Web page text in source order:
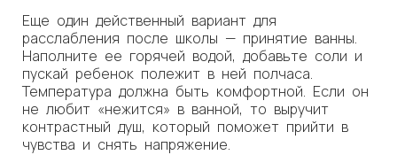
Еще один действенный вариант для
расслабления после школы — принятие ванны.
Наполните ее горячей водой, добавьте соли и
пускай ребенок полежит в ней полчаса.
Температура должна быть комфортной. Если он
не любит «нежится» в ванной, то выручит
контрастный душ, который поможет прийти в
чувства и снять напряжение.